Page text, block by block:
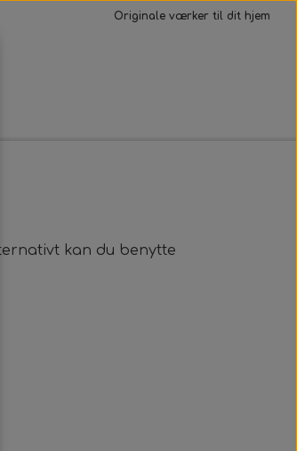
Originale værker til dit hjem
kan du benytte